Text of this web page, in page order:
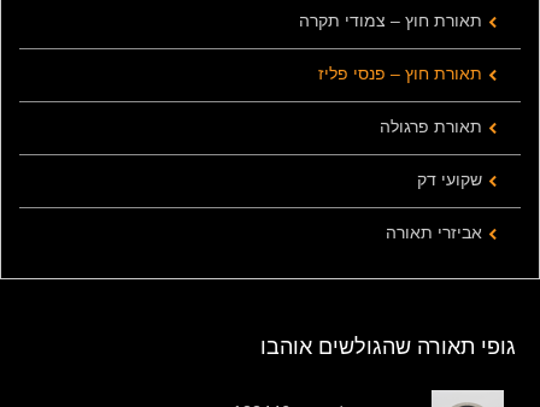
תאורת חוץ – צמודי תקרה
תאורת חוץ – פנסי פליז
תאורת פרגולה
שקועי דק
אביזרי תאורה
גופי תאורה שהגולשים אוהבו